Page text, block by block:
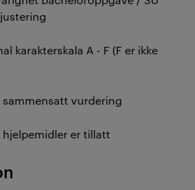
karakterskala A - F (F er ikke
sammensatt vurdering
hjelpemidler er tillatt